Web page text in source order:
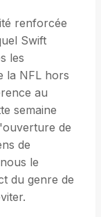
renforcée
Swift
les
la NFL hors
au
semaine
de
de
le
du genre de